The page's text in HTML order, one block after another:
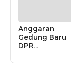
Anggaran
Gedung Baru
DPR
Cair karena